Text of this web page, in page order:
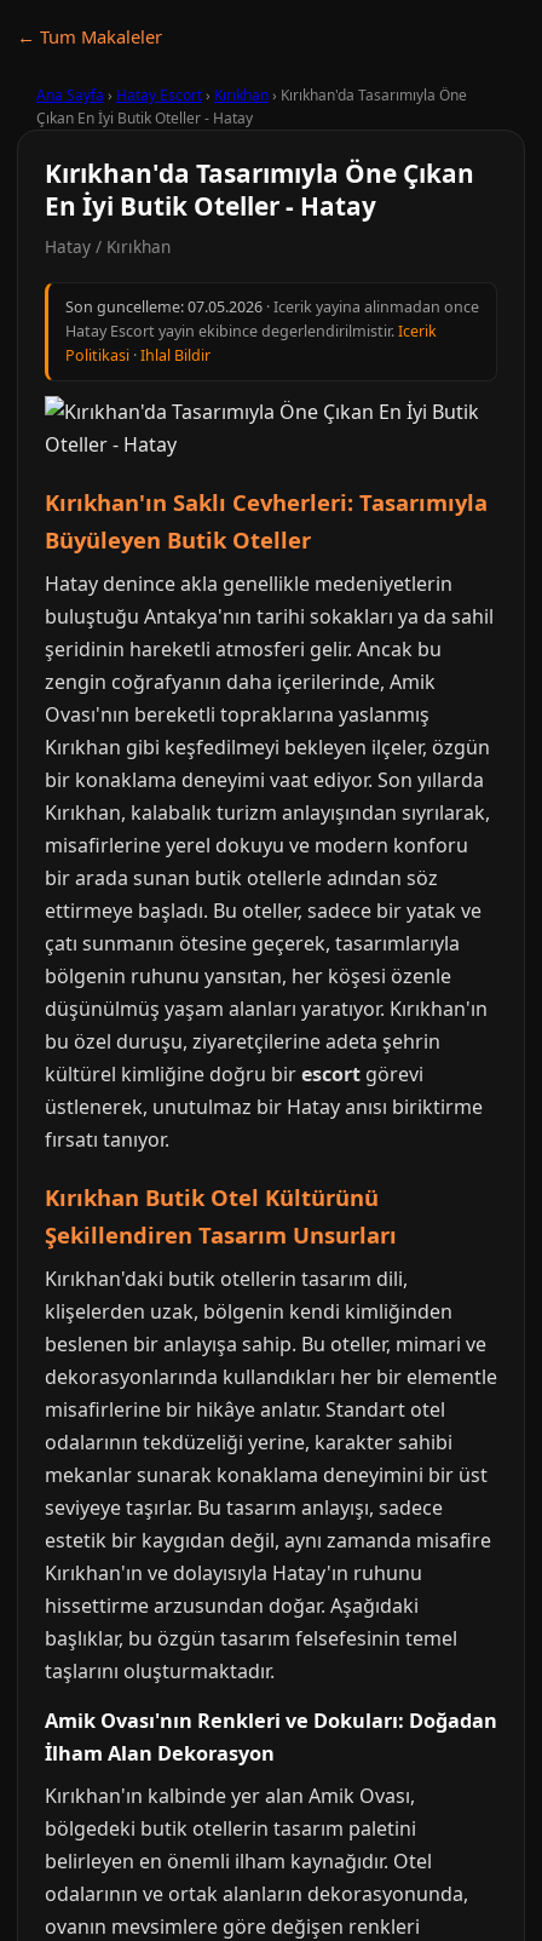
← Tum Makaleler
Ana Sayfa › Hatay Escort› Kırıkhan› Kırıkhan'da Tasarımıyla Öne
Çıkan En İyi Butik Oteller - Hatay
Kırıkhan'da Tasarımıyla Öne Çıkan
En İyi Butik Oteller - Hatay
Hatay / Kırıkhan
Son guncelleme:07.05.2026 · Icerik yayina alinmadan once
Hatay Escort yayin ekibince degerlendirilmistir.Icerik
Politikasi ·Ihlal Bildir
Kırıkhan'ın Saklı Cevherleri: Tasarımıyla
Büyüleyen Butik Oteller
Hatay denince akla genellikle medeniyetlerin
buluştuğu Antakya'nın tarihi sokakları ya da sahil
şeridinin hareketli atmosferi gelir. Ancak bu
zengin coğrafyanın daha içerilerinde, Amik
Ovası'nın bereketli topraklarına yaslanmış
Kırıkhan gibi keşfedilmeyi bekleyen ilçeler, özgün
bir konaklama deneyimi vaat ediyor. Son yıllarda
Kırıkhan, kalabalık turizm anlayışından sıyrılarak,
misafirlerine yerel dokuyu ve modern konforu
bir arada sunan butik otellerle adından söz
ettirmeye başladı. Bu oteller, sadece bir yatak ve
çatı sunmanın ötesine geçerek, tasarımlarıyla
bölgenin ruhunu yansıtan, her köşesi özenle
düşünülmüş yaşam alanları yaratıyor. Kırıkhan'ın
bu özel duruşu, ziyaretçilerine adeta şehrin
kültürel kimliğine doğru birescort görevi
üstlenerek, unutulmaz bir Hatay anısı biriktirme
fırsatı tanıyor.
Kırıkhan Butik Otel Kültürünü
Şekillendiren Tasarım Unsurları
Kırıkhan'daki butik otellerin tasarım dili,
klişelerden uzak, bölgenin kendi kimliğinden
beslenen bir anlayışa sahip. Bu oteller, mimari ve
dekorasyonlarında kullandıkları her bir elementle
misafirlerine bir hikâye anlatır. Standart otel
odalarının tekdüzeliği yerine, karakter sahibi
mekanlar sunarak konaklama deneyimini bir üst
seviyeye taşırlar. Bu tasarım anlayışı, sadece
estetik bir kaygıdan değil, aynı zamanda misafire
Kırıkhan'ın ve dolayısıyla Hatay'ın ruhunu
hissettirme arzusundan doğar. Aşağıdaki
başlıklar, bu özgün tasarım felsefesinin temel
taşlarını oluşturmaktadır.
Amik Ovası'nın Renkleri ve Dokuları: Doğadan
İlham Alan Dekorasyon
Kırıkhan'ın kalbinde yer alan Amik Ovası,
bölgedeki butik otellerin tasarım paletini
belirleyen en önemli ilham kaynağıdır. Otel
odalarının ve ortak alanların dekorasyonunda,
ovanın mevsimlere göre değişen renkleri